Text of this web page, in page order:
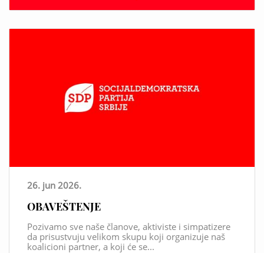
26. jun 2026.
OBAVEŠTENJE
Pozivamo sve naše članove, aktiviste i simpatizere
da prisustvuju velikom skupu koji organizuje naš
koalicioni partner, a koji će se...